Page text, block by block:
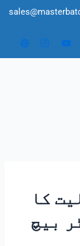
کا
بیچ